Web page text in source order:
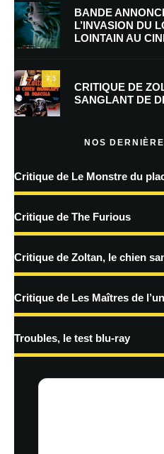
Enregistrer mon nom, mon e-mail
mon prochain commentaire.
Prévenez-moi de tous les nouveaux
Prévenez-moi de tous les nouveaux
traitées
BANDE
L’INVASION DU
LOINTAIN AU
7.5
CRITIQUE DE
SANGLANT DE
NOS
Critique de Le Monstre du
Critique de The Furious
Critique de Zoltan, le chien
Critique de Les Maîtres de
Troubles, le test blu-ray